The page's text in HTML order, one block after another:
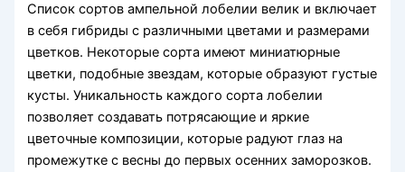
Список сортов ампельной лобелии велик и включает
в себя гибриды с различными цветами и размерами
цветков. Некоторые сорта имеют миниатюрные
цветки, подобные звездам, которые образуют густые
кусты. Уникальность каждого сорта лобелии
позволяет создавать потрясающие и яркие
цветочные композиции, которые радуют глаз на
промежутке с весны до первых осенних заморозков.